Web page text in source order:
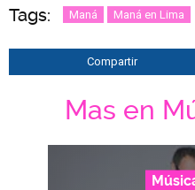
Tags: Maná Maná en Lima
Compartir
Mas en